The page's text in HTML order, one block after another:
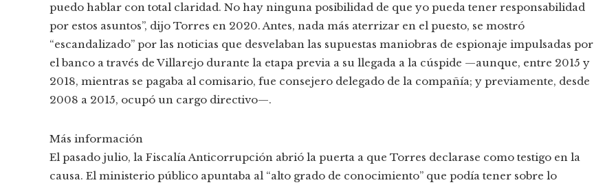
puedo hablar con total claridad. No hay ninguna posibilidad de que yo pueda tener responsabilidad
por estos asuntos”, dijo Torres en 2020. Antes, nada más aterrizar en el puesto, se mostró
“escandalizado” por las noticias que desvelaban las supuestas maniobras de espionaje impulsadas por
el banco a través de Villarejo durante la etapa previa a su llegada a la cúspide —aunque, entre 2015 y
2018, mientras se pagaba al comisario, fue consejero delegado de la compañía; y previamente, desde
2008 a 2015, ocupó un cargo directivo—.
Más información
El pasado julio, la Fiscalía Anticorrupción abrió la puerta a que Torres declarase como testigo en la
causa. El ministerio público apuntaba al “alto grado de conocimiento” que podía tener sobre lo